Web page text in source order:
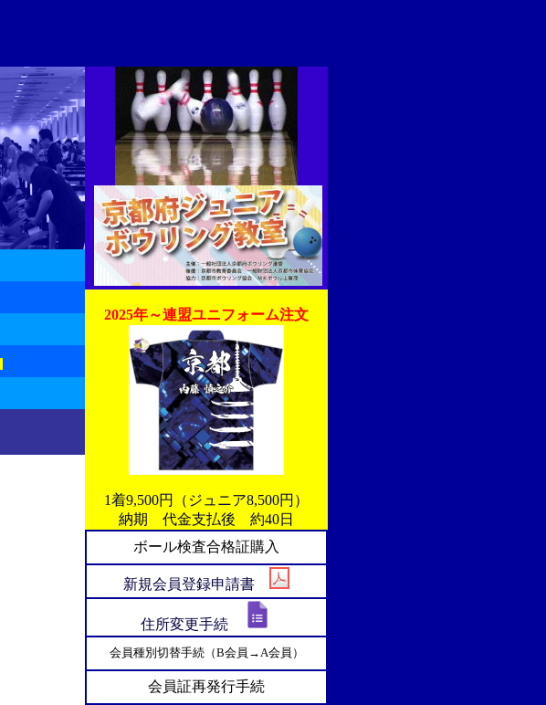
2025年～連盟ユニフォーム注文
1着9,500円（ジュニア8,500円）
納期 代金支払後 約40日
ボール検査合格証購入
新規会員登録申請書
住所変更手続
会員種別切替手続（B会員→A会員）
会員証再発行手続